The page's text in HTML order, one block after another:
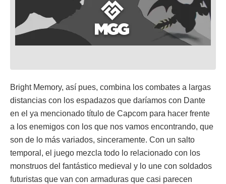
Bright Memory, así pues, combina los combates a largas
distancias con los espadazos que daríamos con Dante
en el ya mencionado título de Capcom para hacer frente
a los enemigos con los que nos vamos encontrando, que
son de lo más variados, sinceramente. Con un salto
temporal, el juego mezcla todo lo relacionado con los
monstruos del fantástico medieval y lo une con soldados
futuristas que van con armaduras que casi parecen